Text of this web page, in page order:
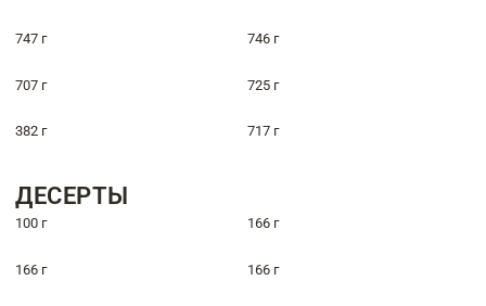
747 г 746 г
707 г 725 г
382 г 717 г
ДЕСЕРТЫ
100 г 166 г
166 г 166 г